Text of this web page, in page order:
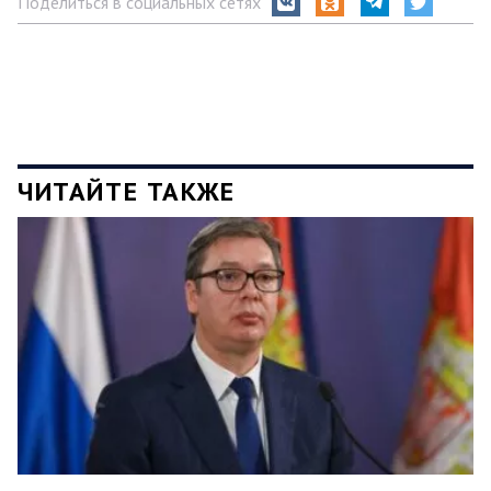
ЧИТАЙТЕ ТАКЖЕ